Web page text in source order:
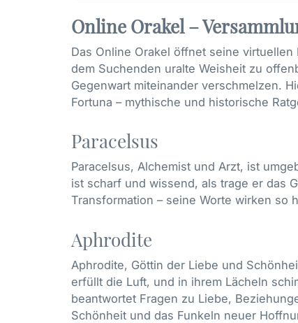
Online Orakel –
Das Online Orakel öffnet seine
dem Suchenden uralte Weisheit zu
Gegenwart miteinander verschmelzen.
Fortuna – mythische und historische
Paracelsus
Paracelsus, Alchemist und Arzt, ist
ist scharf und wissend, als trage er das
Transformation – seine Worte wirken so
Aphrodite
Aphrodite, Göttin der Liebe und
erfüllt die Luft, und in ihrem Lächeln
beantwortet Fragen zu Liebe,
Schönheit und das Funkeln neuer